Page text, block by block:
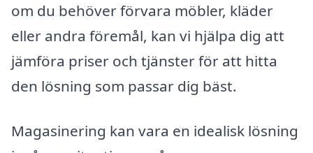
om du behöver förvara möbler, kläder
eller andra föremål, kan vi hjälpa dig att
jämföra priser och tjänster för att hitta
den lösning som passar dig bäst.
Magasinering kan vara en idealisk lösning